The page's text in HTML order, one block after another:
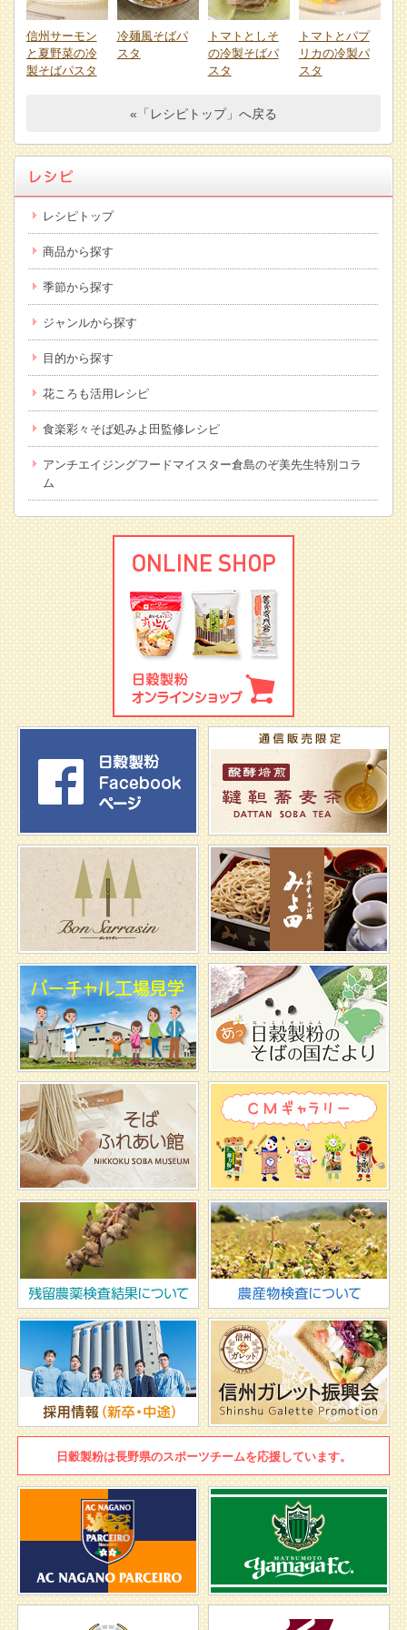
信州サーモン
と夏野菜の冷
製そばパスタ
冷麺風そばパ
スタ
トマトとしそ
の冷製そばパ
スタ
トマトとパプ
リカの冷製パ
スタ
«「レシピトップ」へ戻る
レシピトップ
商品から探す
季節から探す
ジャンルから探す
目的から探す
花ころも活用レシピ
食楽彩々そば処みよ田監修レシピ
アンチエイジングフードマイスター倉島のぞ美先生特別コラ
ム
日穀製粉は長野県のスポーツチームを応援しています。